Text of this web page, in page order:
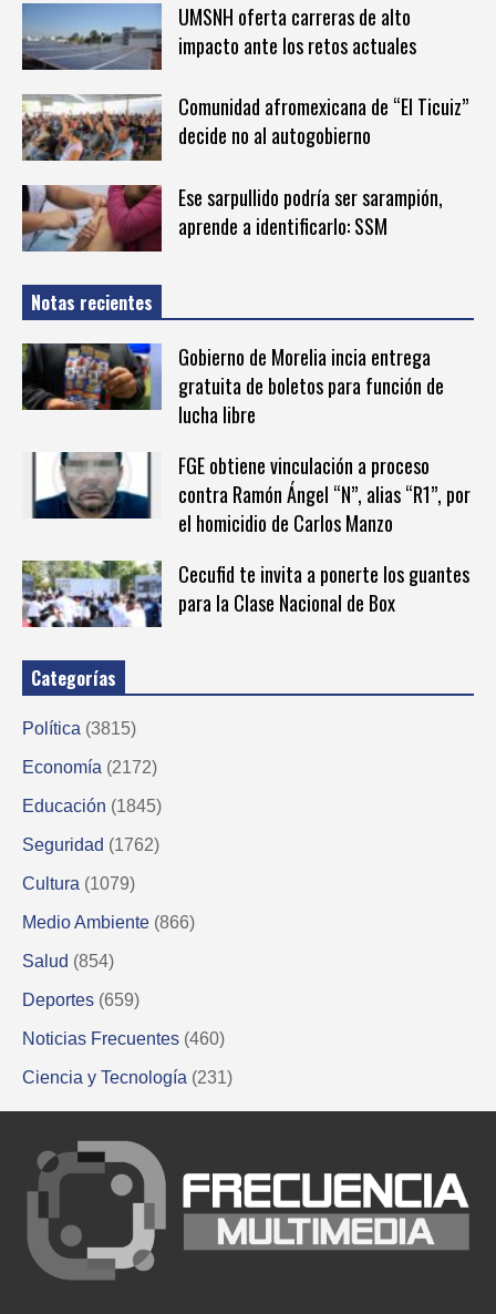
UMSNH oferta carreras de alto
impacto ante los retos actuales
Comunidad afromexicana de “El Ticuiz”
decide no al autogobierno
Ese sarpullido podría ser sarampión,
aprende a identificarlo: SSM
Notas recientes
Gobierno de Morelia incia entrega
gratuita de boletos para función de
lucha libre
FGE obtiene vinculación a proceso
contra Ramón Ángel “N”, alias “R1”, por
el homicidio de Carlos Manzo
Cecufid te invita a ponerte los guantes
para la Clase Nacional de Box
Categorías
Política (3815)
Economía (2172)
Educación (1845)
Seguridad (1762)
Cultura (1079)
Medio Ambiente (866)
Salud (854)
Deportes (659)
Noticias Frecuentes (460)
Ciencia y Tecnología (231)